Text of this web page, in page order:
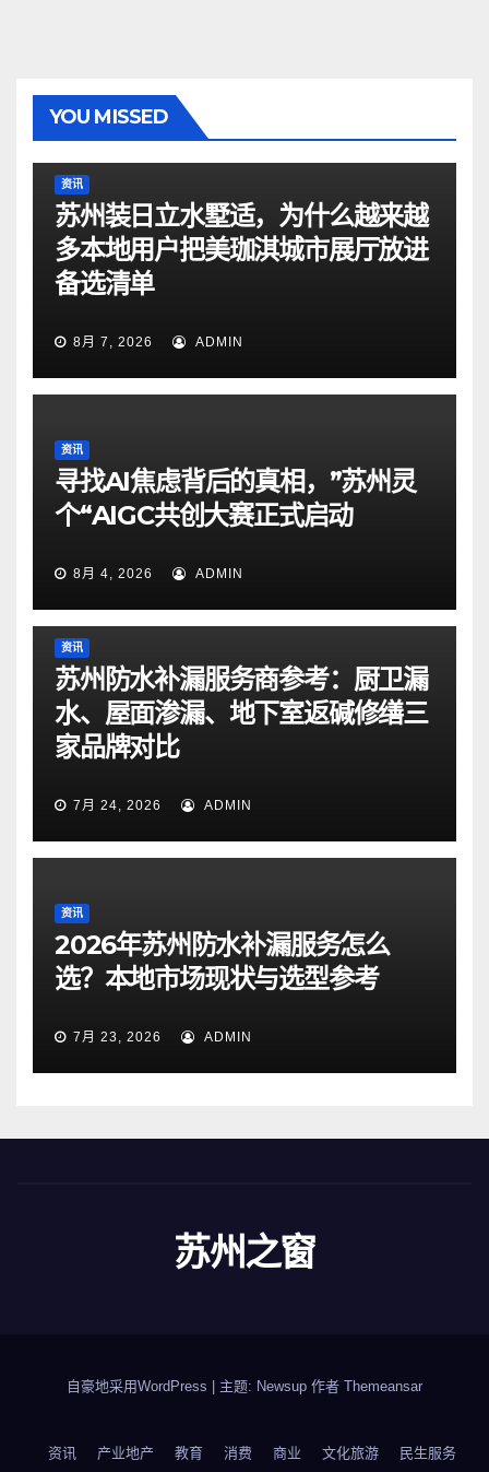
YOU MISSED
资讯
苏州装日立水墅适，为什么越来越
多本地用户把美珈淇城市展厅放进
备选清单
8月 7, 2026 ADMIN
资讯
寻找AI焦虑背后的真相，”苏州灵
个“AIGC共创大赛正式启动
8月 4, 2026 ADMIN
资讯
苏州防水补漏服务商参考：厨卫漏
水、屋面渗漏、地下室返碱修缮三
家品牌对比
7月 24, 2026 ADMIN
资讯
2026年苏州防水补漏服务怎么
选？本地市场现状与选型参考
7月 23, 2026 ADMIN
苏州之窗
自豪地采用WordPress 主题: Newsup 作者 Themeansar
资讯 产业地产 教育 消费 商业 文化旅游 民生服务